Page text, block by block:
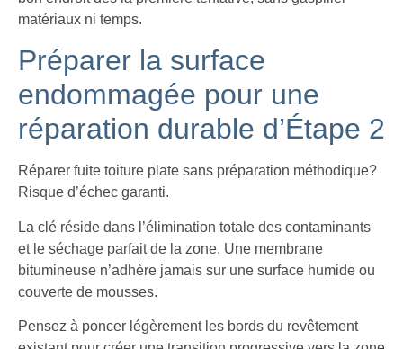
matériaux ni temps.
Préparer la surface
endommagée pour une
réparation durable d’Étape 2
Réparer fuite toiture plate sans préparation méthodique?
Risque d’échec garanti.
La clé réside dans l’élimination totale des contaminants
et le séchage parfait de la zone. Une membrane
bitumineuse n’adhère jamais sur une surface humide ou
couverte de mousses.
Pensez à poncer légèrement les bords du revêtement